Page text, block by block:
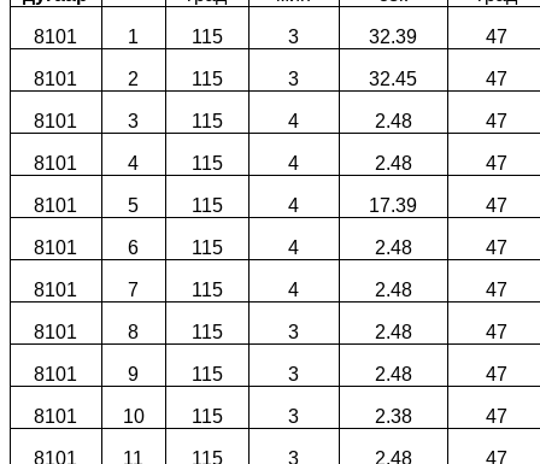
8101 1 115 3 32.39 47
8101 2 115 3 32.45 47
8101 3 115 4 2.48 47
8101 4 115 4 2.48 47
8101 5 115 4 17.39 47
8101 6 115 4 2.48 47
8101 7 115 4 2.48 47
8101 8 115 3 2.48 47
8101 9 115 3 2.48 47
8101 10 115 3 2.38 47
8101 11 115 3 2.48 47